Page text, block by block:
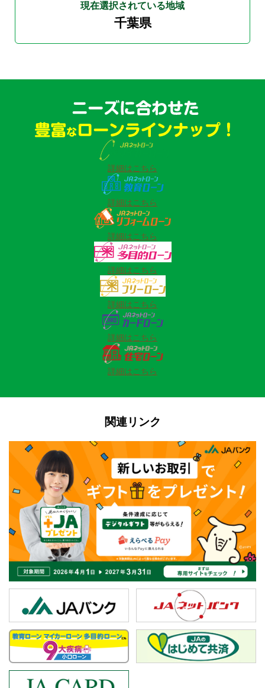
現在選択されている地域
千葉県
詳細はこちら
詳細はこちら
詳細はこちら
詳細はこちら
詳細はこちら
詳細はこちら
詳細はこちら
関連リンク